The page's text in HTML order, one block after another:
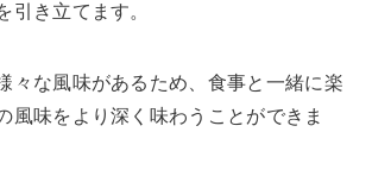
引き立てます。
々な風味があるため、食事と一緒に楽
風味をより深く味わうことができま